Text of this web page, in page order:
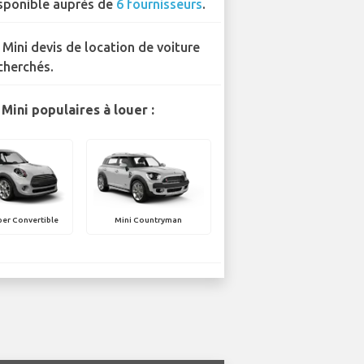
auprès de 6 fournisseurs.
Mini devis de location de voiture
populaires à louer :
Convertible Mini Countryman